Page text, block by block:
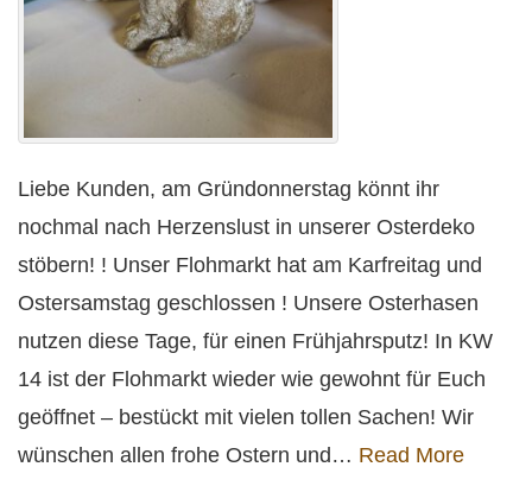
Liebe Kunden, am Gründonnerstag könnt ihr
nochmal nach Herzenslust in unserer Osterdeko
stöbern! ! Unser Flohmarkt hat am Karfreitag und
Ostersamstag geschlossen ! Unsere Osterhasen
nutzen diese Tage, für einen Frühjahrsputz! In KW
14 ist der Flohmarkt wieder wie gewohnt für Euch
geöffnet – bestückt mit vielen tollen Sachen! Wir
wünschen allen frohe Ostern und… Read More